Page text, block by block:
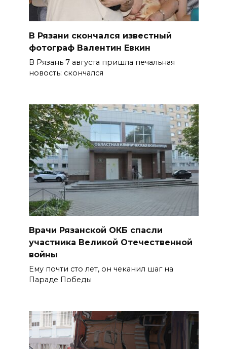
В Рязани скончался известный
фотограф Валентин Евкин
В Рязань 7 августа пришла печальная
новость: скончался
Врачи Рязанской ОКБ спасли
участника Великой Отечественной
войны
Ему почти сто лет, он чеканил шаг на
Параде Победы